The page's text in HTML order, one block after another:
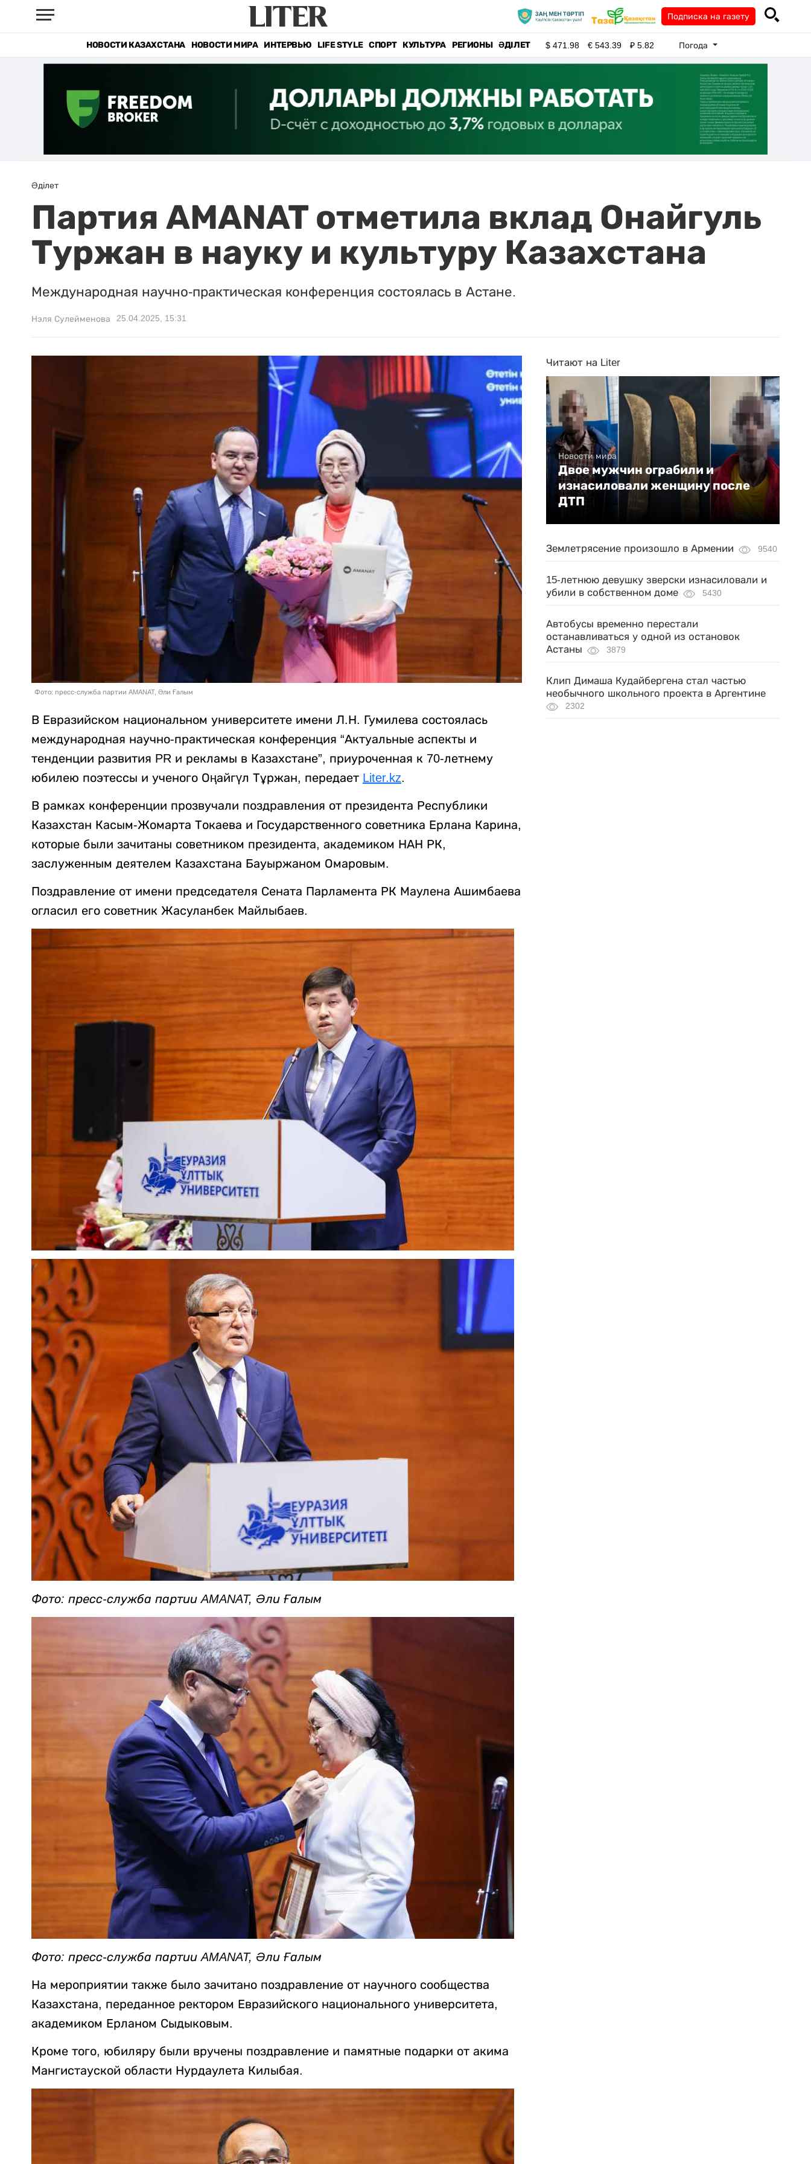
Подписка на газету
НОВОСТИ КАЗАХСТАНА НОВОСТИ МИРА ИНТЕРВЬЮ LIFE STYLE СПОРТ КУЛЬТУРА РЕГИОНЫ ӘДІЛЕТ $471.98 €543.39 ₽5.82 Погода
Әділет
Партия AMANAT отметила вклад Онайгуль
Туржан в науку и культуру Казахстана
Международная научно-практическая конференция состоялась в Астане.
Нэля Сулейменова 25.04.2025, 15:31
Фото: пресс-служба партии AMANAT, Әли Ғалым
В Евразийском национальном университете имени Л.Н. Гумилева состоялась
международная научно-практическая конференция “Актуальные аспекты и
тенденции развития PR и рекламы в Казахстане”, приуроченная к 70-летнему
юбилею поэтессы и ученого Оңайгүл Тұржан, передает Liter.kz.
В рамках конференции прозвучали поздравления от президента Республики
Казахстан Касым-Жомарта Токаева и Государственного советника Ерлана Карина,
которые были зачитаны советником президента, академиком НАН РК,
заслуженным деятелем Казахстана Бауыржаном Омаровым.
Поздравление от имени председателя Сената Парламента РК Маулена Ашимбаева
огласил его советник Жасуланбек Майлыбаев.
Фото: пресс-служба партии AMANAT, Әли Ғалым
Фото: пресс-служба партии AMANAT, Әли Ғалым
На мероприятии также было зачитано поздравление от научного сообщества
Казахстана, переданное ректором Евразийского национального университета,
академиком Ерланом Сыдыковым.
Кроме того, юбиляру были вручены поздравление и памятные подарки от акима
Мангистауской области Нурдаулета Килыбая.
Читают на Liter
Новости мира
Двое мужчин ограбили и
изнасиловали женщину после
ДТП
Землетрясение произошло в Армении 9540
15-летнюю девушку зверски изнасиловали и
убили в собственном доме
5430
Автобусы временно перестали
останавливаться у одной из остановок
Астаны
3879
Клип Димаша Кудайбергена стал частью
необычного школьного проекта в Аргентине
2302